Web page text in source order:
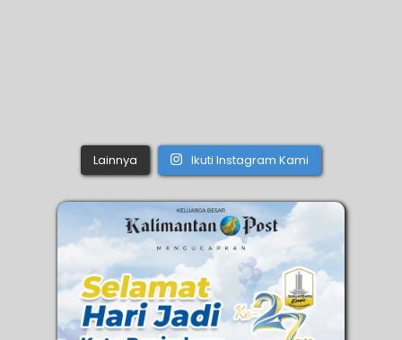
Lainnya Ikuti Instagram Kami